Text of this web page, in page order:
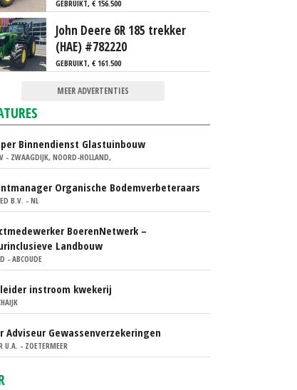
GEBRUIKT, € 156.500
John Deere 6R 185 trekker
(HAE) #782220
GEBRUIKT, € 161.500
MEER ADVERTENTIES
Binnendienst Glastuinbouw
- ZWAAGDIJK, NOORD-HOLLAND,
Organische Bodemverbeteraars
B.V. - NL
BoerenNetwerk –
Landbouw
- ABCOUDE
instroom kwekerij
Adviseur Gewassenverzekeringen
U.A. - ZOETERMEER